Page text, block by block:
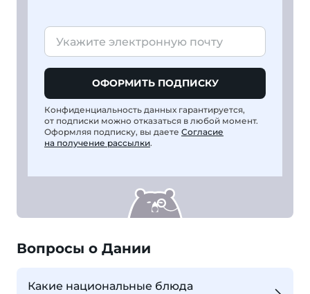
ОФОРМИТЬ ПОДПИСКУ
Конфиденциальность данных гарантируется,
от подписки можно отказаться в любой момент.
Оформляя подписку, вы даете Согласие
на получение рассылки.
Вопросы о Дании
Какие национальные блюда